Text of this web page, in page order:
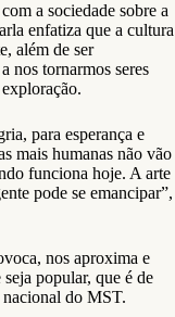
a sociedade sobre a
enfatiza que a cultura
além de ser
nos tornarmos seres
para esperança e
mais humanas não vão
funciona hoje. A arte
pode se emancipar”,
nos aproxima e
popular, que é de
nacional do MST.